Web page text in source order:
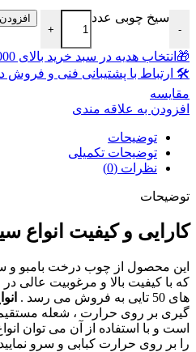
-
سیخ چوبی عدد
+
🎁انتخاب هدیه در سبد خرید بالای 500,000 تومان
🛠 ارتباط با پشتیبانی فنی و فروش
مقايسه
افزودن به علاقه مندی
توضیحات
توضیحات تکمیلی
نظرات (0)
توضیحات
کارایی و کیفیت انواع
این محصول از چوب درخت بامبو و
که با کیفیت بالا و مرغوبیت عالی
های 50 تایی به فروش می رسد .
گیری بر روی حرارت ، شعله مستقیم
است و با استفاده از آن می توان
را بر روی حرارت کبابی و سرو